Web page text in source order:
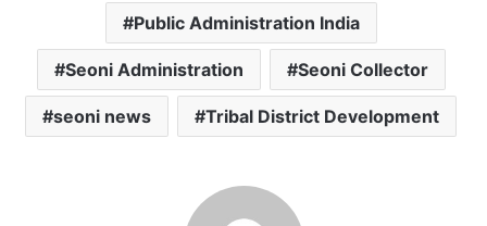
Public Administration India
Seoni Administration Seoni Collector
seoni news Tribal District Development